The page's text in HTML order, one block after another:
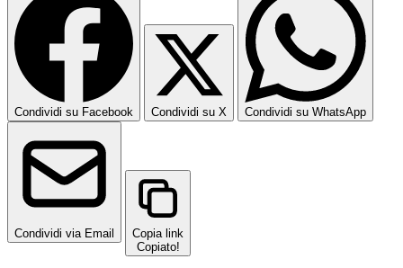
Condividi su Facebook Condividi su X Condividi su WhatsApp
Condividi via Email
Copia link
Copiato!